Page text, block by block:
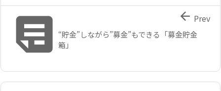
“貯金”しながら”募金”もできる「募金貯金
箱」
 Prev